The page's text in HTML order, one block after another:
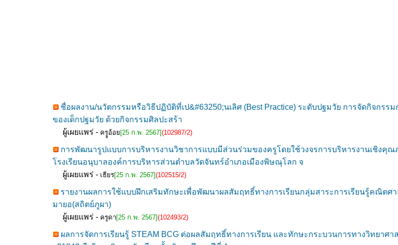
ชื่อผลงาน/นวัตกรรมหรือวิธีปฏิบัติที่เป&#63250;นเลิศ (Best Practice) ระดับปฐมวัย การจัดกิจกรร
ของเด็กปฐมวัย ด้วยกิจกรรมศิลปะสร้า
ผู้เผยแพร่ - ครููอ้อย [25 ก.พ. 2567](102987/2)
การพัฒนารูปแบบการบริหารงานวิชาการแบบมีส่วนร่วมของครูโดยใช้วงจรการบริหารงานเชิงคุณ
โรงเรียนอนุบาลองค์การบริหารส่วนตำบลวัดจันทร์อำเภอเมืองพิษณุโลก จ
ผู้เผยแพร่ - เธียร[25 ก.พ. 2567](102515/2)
รายงานผลการใช้แบบฝึกเสริมทักษะเพื่อพัฒนาผลสัมฤทธิ์ทางการเรียนกลุ่มสาระการเรียนรู้คณิตศ
มายอ(สถิตย์ภูผา)
ผู้เผยแพร่ - ครูดา[25 ก.พ. 2567](102493/2)
ผลการจัดการเรียนรู้ STEAM BCG ต่อผลสัมฤทธิ์ทางการเรียน และทักษะกระบวนการทางวิทยาศ